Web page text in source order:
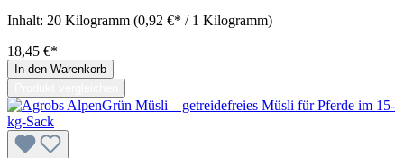
Inhalt: 20 Kilogramm (0,92 €* / 1 Kilogramm)
18,45 €*
In den Warenkorb